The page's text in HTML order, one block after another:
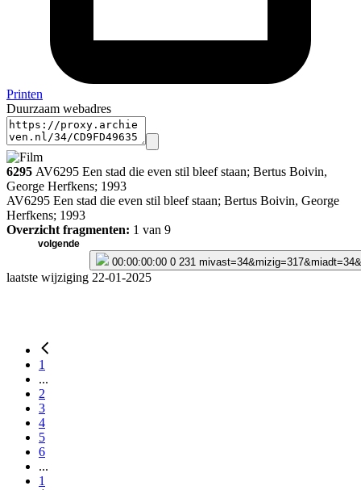
Printen
Duurzaam webadres
6295 AV6295 Een stad die even stil bleef staan; Bertus Boivin,
George Herfkens; 1993
AV6295 Een stad die even stil bleef staan; Bertus Boivin, George
Herfkens; 1993
Datering:
Een stad die even stil bleef staan
jaren, met name begin 20e eeuw. Met nostalgisch commentaar en
dito muziek.
Opdrachtgever:
Asser Historische Vereninging
Soort:
Video
Titelgegevens:
Lengte:
26'35"
Overzicht fragmenten: 1 van 9
volgende
00:00:00:00 0 231
laatste wijziging 22-01-2025
1
...
2
3
4
5
6
...
1